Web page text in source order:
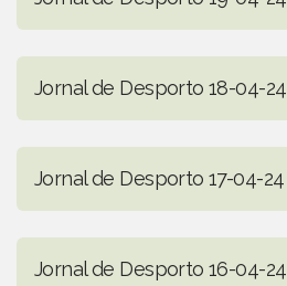
Jornal de Desporto 18-04-24
Jornal de Desporto 17-04-24
Jornal de Desporto 16-04-24